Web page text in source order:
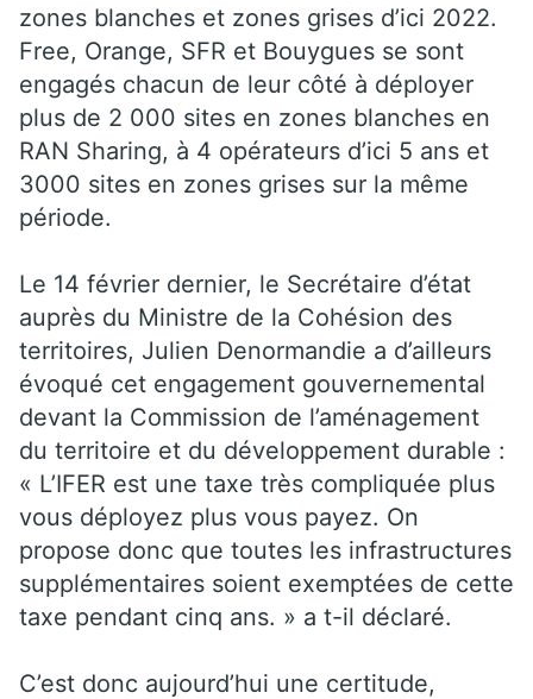
zones blanches et zones grises d’ici 2022.
Free, Orange, SFR et Bouygues se sont
engagés chacun de leur côté à déployer
plus de 2 000 sites en zones blanches en
RAN Sharing, à 4 opérateurs d’ici 5 ans et
3000 sites en zones grises sur la même
période.
Le 14 février dernier, le Secrétaire d’état
auprès du Ministre de la Cohésion des
territoires, Julien Denormandie a d’ailleurs
évoqué cet engagement gouvernemental
devant la Commission de l’aménagement
du territoire et du développement durable :
« L’IFER est une taxe très compliquée plus
vous déployez plus vous payez. On
propose donc que toutes les infrastructures
supplémentaires soient exemptées de cette
taxe pendant cinq ans. » a t-il déclaré.
C’est donc aujourd’hui une certitude,